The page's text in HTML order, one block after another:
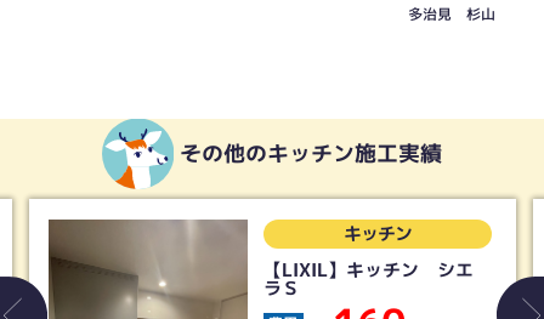
多治見 杉山
その他のキッチン施工実績
キッチン
【LIXIL】キッチン シエ
ラＳ